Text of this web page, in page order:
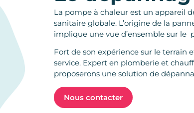
La pompe à chaleur est un appareil
sanitaire globale. L’origine de la
implique une vue d’ensemble sur le
Fort de son expérience sur le terrain
service. Expert en plomberie et
proposerons une solution de
Nous contacter